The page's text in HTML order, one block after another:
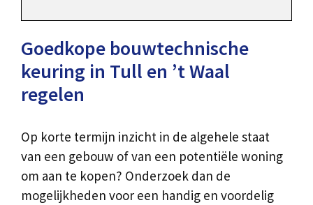
Goedkope bouwtechnische
keuring in Tull en ’t Waal
regelen
Op korte termijn inzicht in de algehele staat
van een gebouw of van een potentiële woning
om aan te kopen? Onderzoek dan de
mogelijkheden voor een handig en voordelig